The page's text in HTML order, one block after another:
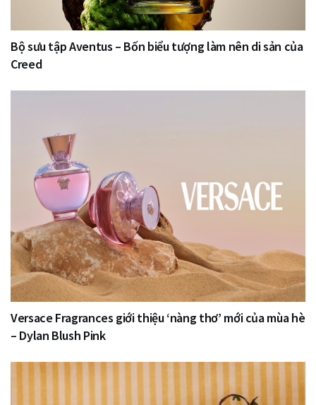
Bộ sưu tập Aventus – Bốn biểu tượng làm nên di sản của
Creed
Versace Fragrances giới thiệu ‘nàng thơ’ mới của mùa hè
– Dylan Blush Pink